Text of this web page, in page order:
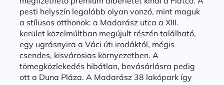
pesti helyszín legalább olyan vonzó, mint maguk
a stílusos otthonok: a Madarász utca a XIII.
kerület közelmúltban megújult részén található,
egy ugrásnyira a Váci úti irodáktól, mégis
csendes, kisvárosias környezetben. A
tömegközlekedés hibátlan, bevásárlásra pedig
ott a Duna Pláza. A Madarász 38 lakópark így